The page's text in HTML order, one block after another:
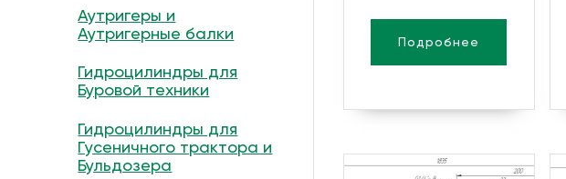
Аутригеры и
Аутригерные балки
Гидроцилиндры для
Буровой техники
Гидроцилиндры для
Гусеничного трактора и
Бульдозера
Подробнее